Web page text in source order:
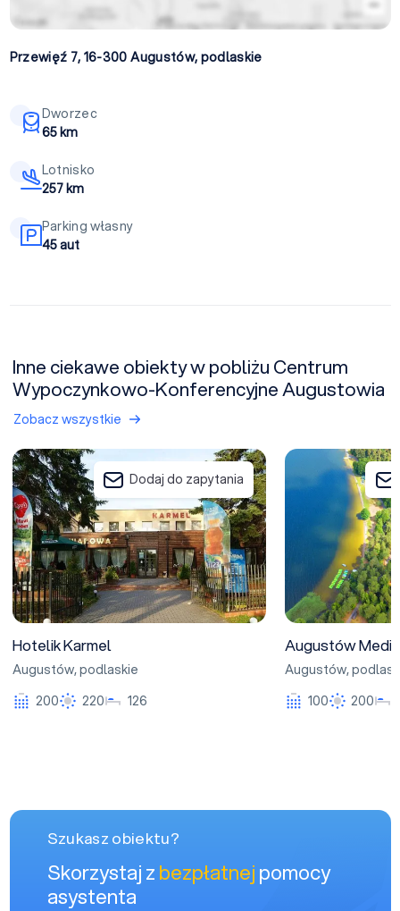
Przewięź 7, 16-300Augustów, podlaskie
Dworzec
65 km
Lotnisko
257 km
Parking własny
45 aut
Inne ciekawe obiekty w pobliżu Centrum
Wypoczynkowo-Konferencyjne Augustowia
Zobacz wszystkie
Hotelik Karmel
Dodaj do zapytania
Hotelik Karmel
Augustów,podlaskie
200
220 126
Augustów
Augustów
Augustów,
100
200
Szukasz obiektu?
Skorzystaj zbezpłatnejpomocy
asystenta